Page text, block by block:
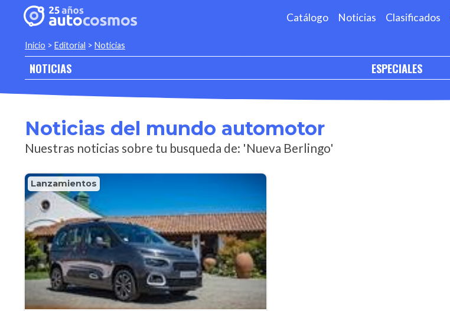
Catálogo Noticias Clasificados
Inicio > Editorial > Noticias
NOTICIAS ESPECIALES
Noticias del mundo automotor
Nuestras noticias sobre tu busqueda de: 'Nueva Berlingo'
Lanzamientos